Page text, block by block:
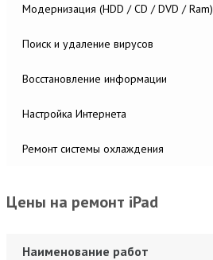
Модернизация (HDD / CD / DVD / Ram)
Поиск и удаление вирусов
Восстановление информации
Настройка Интернета
Ремонт системы охлаждения
Цены на ремонт iPad
Наименование работ